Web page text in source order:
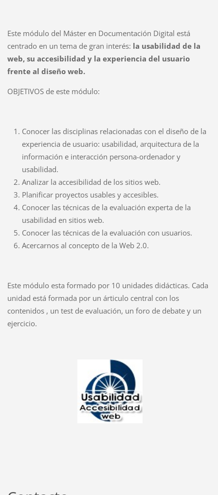
Este módulo del Máster en Documentación Digital está
centrado en un tema de gran interés: la usabilidad de la
web, su accesibilidad y la experiencia del usuario
frente al diseño web.
OBJETIVOS de este módulo:
Conocer las disciplinas relacionadas con el diseño de la
experiencia de usuario: usabilidad, arquitectura de la
información e interacción persona-ordenador y
usabilidad.
Analizar la accesibilidad de los sitios web.
Planificar proyectos usables y accesibles.
Conocer las técnicas de la evaluación experta de la
usabilidad en sitios web.
Conocer las técnicas de la evaluación con usuarios.
Acercarnos al concepto de la Web 2.0.
Este módulo esta formado por 10 unidades didácticas. Cada
unidad está formada por un árticulo central con los
contenidos , un test de evaluación, un foro de debate y un
ejercicio.